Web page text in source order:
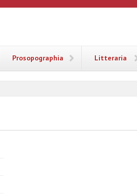
Prosopographia Litteraria